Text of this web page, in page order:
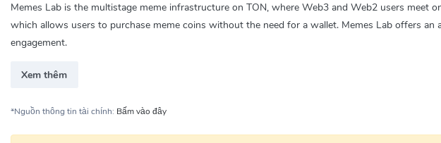
Memes Lab is the multistage meme infrastructure on TON, where Web3 and Web2 users
which allows users to purchase meme coins without the need for a wallet. Memes Lab offers
engagement.
Xem thêm
*Nguồn thông tin tài chính: Bấm vào đây